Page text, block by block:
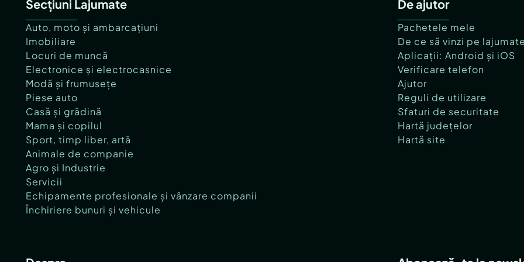
Secțiuni Lajumate
Auto, moto și ambarcațiuni
Imobiliare
Locuri de muncă
Electronice și electrocasnice
Modă și frumusețe
Piese auto
Casă și grădină
Mama și copilul
Sport, timp liber, artă
Animale de companie
Agro și Industrie
Servicii
Echipamente profesionale și vânzare companii
Închiriere bunuri și vehicule
De ajutor
Pachetele mele
De ce să vinzi pe
Aplicații: Android și iOS
Verificare telefon
Ajutor
Reguli de utilizare
Sfaturi de securitate
Hartă județelor
Hartă site